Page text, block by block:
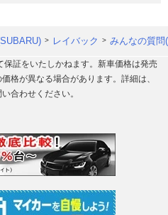
レイバック みんなの質問
証をいたしかねます。新車価格は発売
格が異なる場合があります。詳細は、
合わせください。